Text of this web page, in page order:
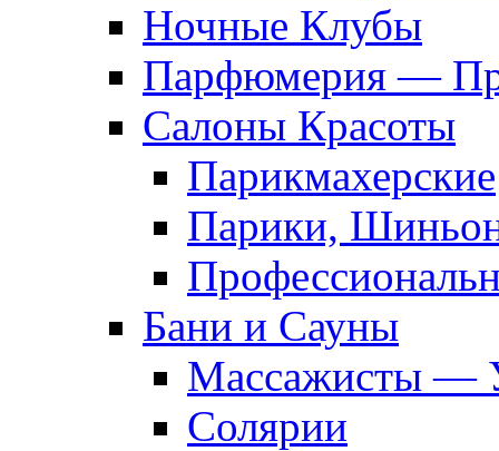
Ночные Клубы
Парфюмерия —
Салоны Красоты
Парикмахерские
Парики,
Бани и Сауны
Массажисты —
Солярии